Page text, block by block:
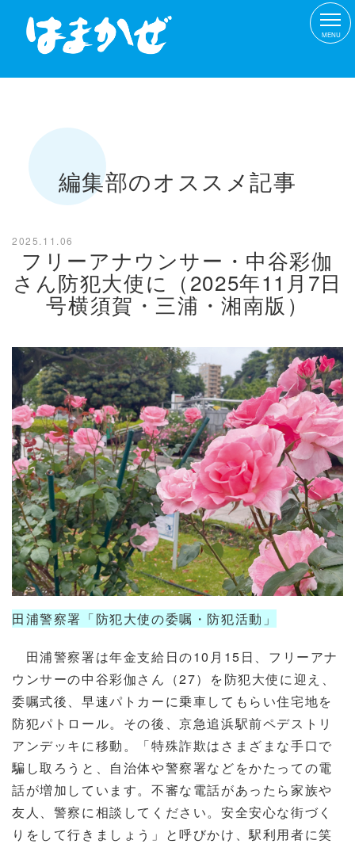
MENU
編集部のオススメ記事
2025.11.06
フリーアナウンサー・中谷彩伽
さん防犯大使に（2025年11月7日
号横須賀・三浦・湘南版）
田浦警察署「防犯大使の委嘱・防犯活動」
田浦警察署は年金支給日の10月15日、フリーアナ
ウンサーの中谷彩伽さん（27）を防犯大使に迎え、
委嘱式後、早速パトカーに乗車してもらい住宅地を
防犯パトロール。その後、京急追浜駅前ペデストリ
アンデッキに移動。「特殊詐欺はさまざまな手口で
騙し取ろうと、自治体や警察署などをかたっての電
話が増加しています。不審な電話があったら家族や
友人、警察に相談してください。安全安心な街づく
りをして行きましょう」と呼びかけ、駅利用者に笑